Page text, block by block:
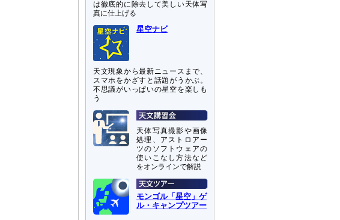
は徹底的に除去して美しい天体写
真に仕上げる
星空ナビ
天文現象から最新ニュースまで、
スマホをかざすと話題がうかぶ。
不思議がいっぱいの星空を楽しも
う
天体写真撮影や画像
処理、アストロアー
ツのソフトウェアの
使いこなし方法など
をオンラインで解説
モンゴル「星空」ゲ
ル・キャンプツアー